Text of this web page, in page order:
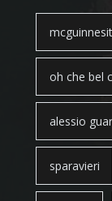
oh che bel
alessio
sparavieri